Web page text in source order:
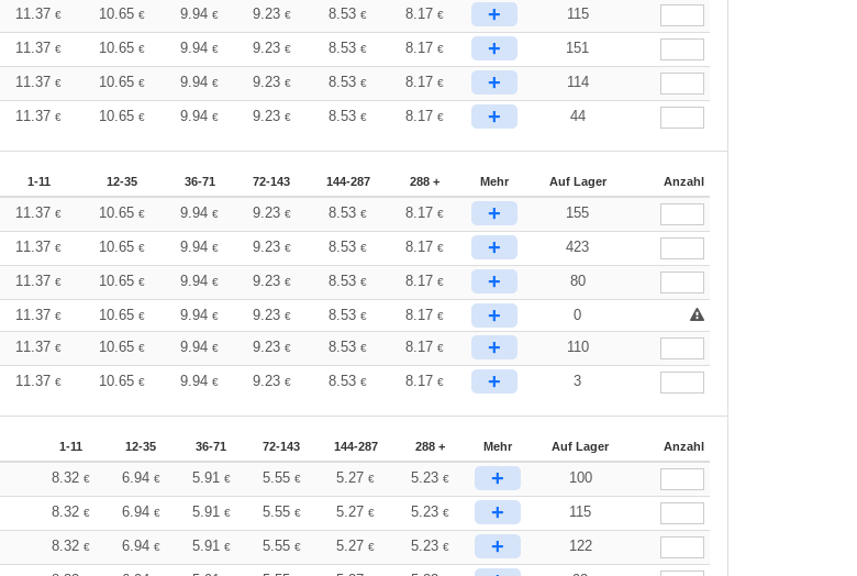
11.37€ 10.65€ 9.94€ 9.23 € 8.53€ 8.17 € + 115
11.37€ 10.65€ 9.94€ 9.23 € 8.53€ 8.17 € + 151
11.37€ 10.65€ 9.94€ 9.23 € 8.53€ 8.17 € + 114
11.37€ 10.65€ 9.94€ 9.23 € 8.53€ 8.17 € + 44
1-11 12-35 36-71 72-143 144-287 288 + Mehr Auf Lager Anzahl
11.37€ 10.65€ 9.94€ 9.23 € 8.53€ 8.17 € + 155
11.37€ 10.65€ 9.94€ 9.23 € 8.53€ 8.17 € + 423
11.37€ 10.65€ 9.94€ 9.23 € 8.53€ 8.17 € + 80
11.37€ 10.65€ 9.94€ 9.23 € 8.53€ 8.17 € +
0
11.37€ 10.65€ 9.94€ 9.23 € 8.53€ 8.17 € + 110
11.37€ 10.65€ 9.94€ 9.23 € 8.53€ 8.17 € + 3
1-11 12-35 36-71 72-143 144-287 288 + Mehr Auf Lager Anzahl
8.32 € 6.94 € 5.91 € 5.55 € 5.27€ 5.23 € + 100
8.32 € 6.94 € 5.91 € 5.55 € 5.27€ 5.23 € + 115
8.32 € 6.94 € 5.91 € 5.55 € 5.27€ 5.23 € + 122